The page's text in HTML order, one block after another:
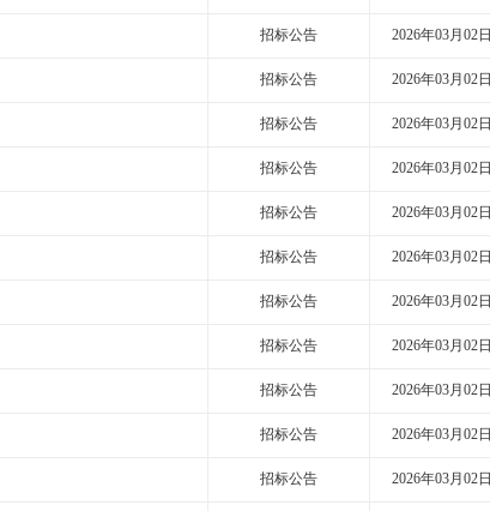
招标公告 2026年03月02日
招标公告 2026年03月02日
招标公告 2026年03月02日
招标公告 2026年03月02日
招标公告 2026年03月02日
招标公告 2026年03月02日
招标公告 2026年03月02日
招标公告 2026年03月02日
招标公告 2026年03月02日
招标公告 2026年03月02日
招标公告 2026年03月02日